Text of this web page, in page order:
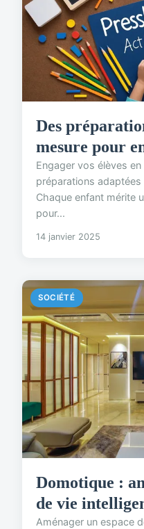
Des
mesure pour
Engager vos élèves
préparations
Chaque enfant mérite
pour...
14 janvier 2025
SOCIÉTÉ
Domotique :
de vie
Aménager un espace